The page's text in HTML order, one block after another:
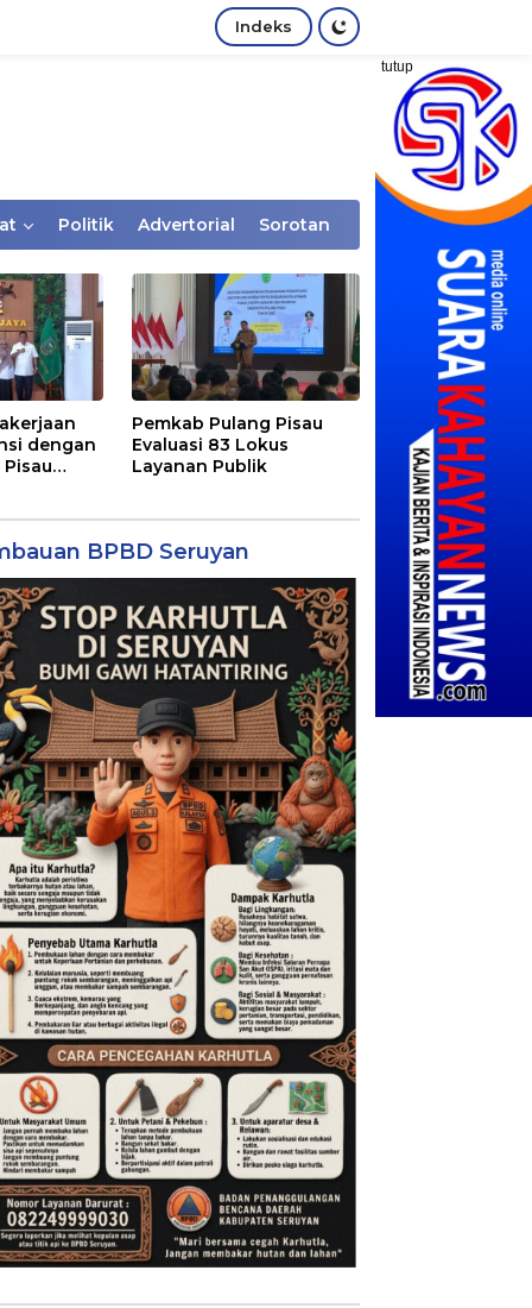
Indeks
tutup
Politik Advertorial Sorotan
dengan
Pemkab Pulang Pisau
Evaluasi 83 Lokus
Layanan Publik
BPBD Seruyan